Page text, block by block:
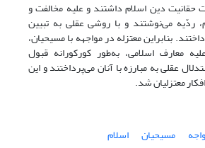
حقانیت دین اسلام داشتند و علیه مخالفت و
ردّیه ‏می‌‏نوشتند و با روشی عقلی به ‏تبیین
بنابراین معتزله در مواجهه با مسیحیان،
معارف اسلامی، به‌طور کورکورانه قبول
عقلی به مبارزه با آنان می‌پرداختند و این
معتزلیان شد.
مسیحیان
اسلام